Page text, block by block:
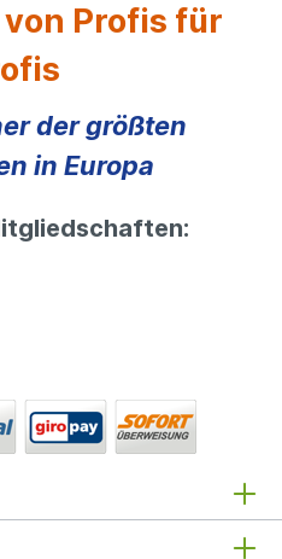
Profis für
der größten
in Europa